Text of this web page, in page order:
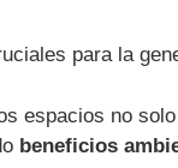
para la
espacios no
beneficios